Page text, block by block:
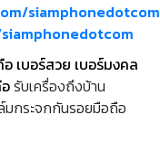
siamphonedotcom
เบอร์สวย เบอร์มงคล
รับเครื่องถึงบ้าน
กระจกกันรอยมือถือ